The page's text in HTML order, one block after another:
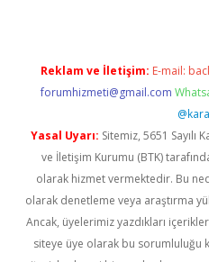
Reklam ve İletişim: E-mail:
forumhizmeti@gmail.com
Yasal Uyarı: Sitemiz, 5651 Sayılı
ve İletişim Kurumu (BTK)
olarak hizmet vermektedir. Bu
olarak denetleme veya araştırma
Ancak, üyelerimiz yazdıkları
siteye üye olarak bu sorumluluğu